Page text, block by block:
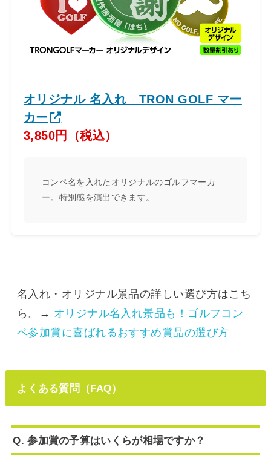
オリジナル 名入れ TRON GOLF マー
カー
3,850円（税込）
コンペ名を入れたオリジナルのゴルフマーカ
ー。特別感を演出できます。
名入れ・オリジナル景品の詳しい選び方はこち
ら。→ オリジナル名入れ景品も！ゴルフコン
ペ参加賞に喜ばれるおすすめ賞品の選び方
よくある質問（FAQ）
Q. 参加賞の予算はいくらが相場ですか？